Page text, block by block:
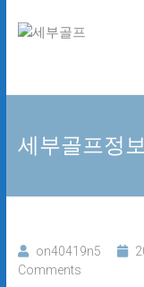
세
프
24
무
료
세부골프정보
on40419n5
Comments